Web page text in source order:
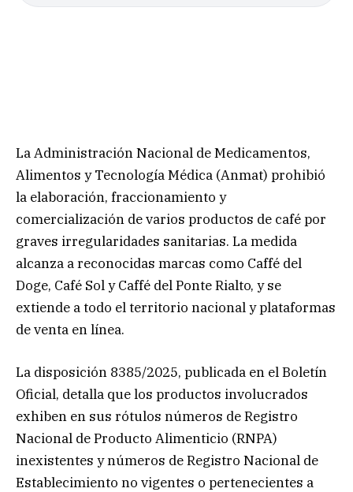
La Administración Nacional de Medicamentos,
Alimentos y Tecnología Médica (Anmat) prohibió
la elaboración, fraccionamiento y
comercialización de varios productos de café por
graves irregularidades sanitarias. La medida
alcanza a reconocidas marcas como Caffé del
Doge, Café Sol y Caffé del Ponte Rialto, y se
extiende a todo el territorio nacional y plataformas
de venta en línea.
La disposición 8385/2025, publicada en el Boletín
Oficial, detalla que los productos involucrados
exhiben en sus rótulos números de Registro
Nacional de Producto Alimenticio (RNPA)
inexistentes y números de Registro Nacional de
Establecimiento no vigentes o pertenecientes a